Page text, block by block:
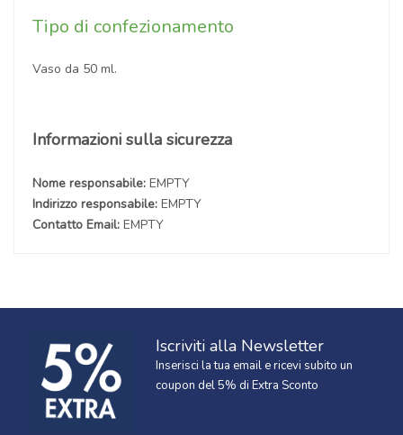
Tipo di confezionamento
Vaso da 50 ml.
Informazioni sulla sicurezza
Nome responsabile: EMPTY
Indirizzo responsabile: EMPTY
Contatto Email: EMPTY
Iscriviti alla Newsletter
Inserisci la tua email e ricevi subito un
coupon del 5% di Extra Sconto